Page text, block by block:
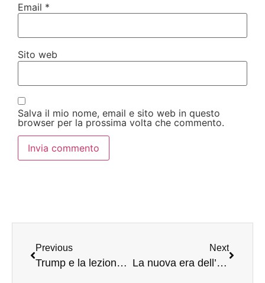
Email *
Sito web
Salva il mio nome, email e sito web in questo
browser per la prossima volta che commento.
Previous
Trump e la lezione afghana per Gaza (di F. Bascone)
Next
La nuova era dell’anarchia internazionale (di G. Gambino)